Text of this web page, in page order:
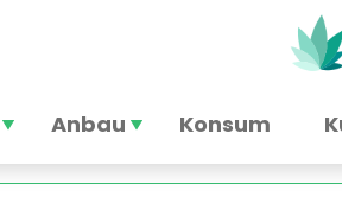
Anbau Konsum